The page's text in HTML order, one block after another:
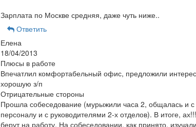
Зарплата по Москве средняя, даже чуть ниже..
Ответить
Елена
18/04/2013
Плюсы в работе
Впечатлил комфортабельный офис, предложили
хорошую з/п
Отрицательные стороны
Прошла собеседование (мурыжили часа 2, общалась и
персоналу и с руководителями 2-х отделов). В итоге,
берут на работу. На собеседовании, как принято,